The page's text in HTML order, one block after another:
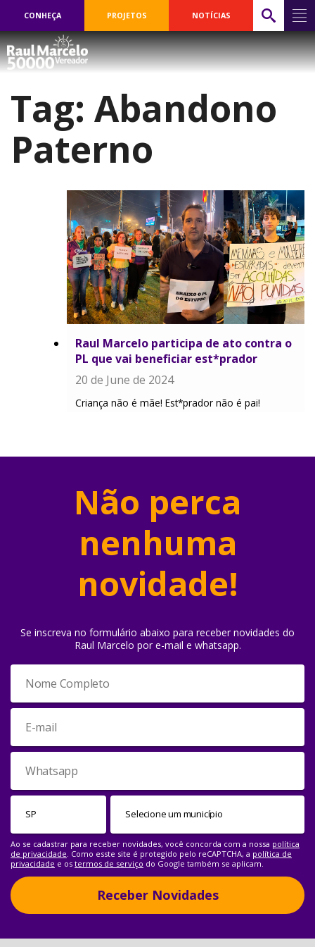
CONHEÇA PROJETOS NOTÍCIAS
Tag: Abandono
Paterno
Raul Marcelo participa de ato contra o
PL que vai beneficiar est*prador
20 de June de 2024
Criança não é mãe! Est*prador não é pai!
Não perca
nenhuma
novidade!
Se inscreva no formulário abaixo para receber novidades do
Raul Marcelo por e-mail e whatsapp.
Ao se cadastrar para receber novidades, você concorda com a nossa política
de privacidade. Como esste site é protegido pelo reCAPTCHA, a política de
privacidade e os termos de serviço do Google também se aplicam.
Receber Novidades